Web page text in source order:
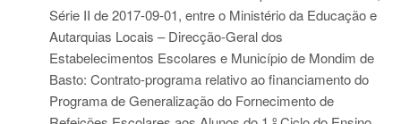
Série II de 2017-09-01, entre o Ministério da Educação e
Autarquias Locais – Direcção-Geral dos
Estabelecimentos Escolares e Município de Mondim de
Basto: Contrato-programa relativo ao financiamento do
Programa de Generalização do Fornecimento de